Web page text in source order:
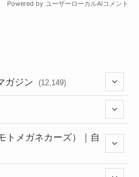
ガジン (12,149)
(352)
トメガネカーズ）｜自